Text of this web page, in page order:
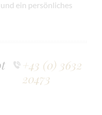
ein persönliches
+43 (0) 3632
20473